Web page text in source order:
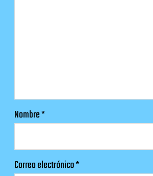
Nombre*
Correo electrónico*